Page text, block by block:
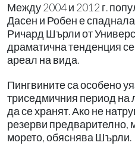
Между 2004 и 2012 г.
Дасен и Робен е
Ричард Шърли от
драматична тенденция
ареал на вида.
Пингвините са особено
триседмичния период на
да се хранят. Ако не
резерви предварително,
морето, обяснява Шърли.